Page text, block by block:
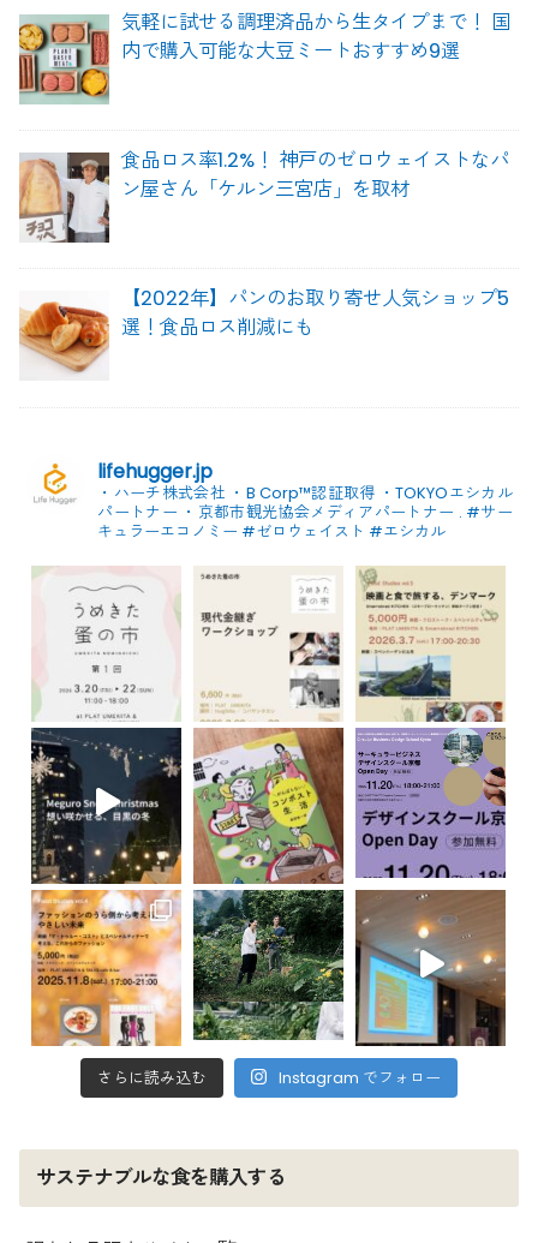
気軽に試せる調理済品から生タイプまで！ 国
内で購入可能な大豆ミートおすすめ9選
食品ロス率1.2%！ 神戸のゼロウェイストなパ
ン屋さん「ケルン三宮店」を取材
【2022年】パンのお取り寄せ人気ショップ5
選！食品ロス削減にも
lifehugger.jp
・ハーチ株式会社 ・B Corp™認証取得 ・TOKYOエシカル
パートナー ・京都市観光協会メディアパートナー . #サー
キュラーエコノミー #ゼロウェイスト #エシカル
さらに読み込む Instagram でフォロー
サステナブルな食を購入する